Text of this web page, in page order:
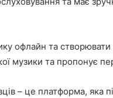
офлайн та
музики та пропонує
– це платформа, яка